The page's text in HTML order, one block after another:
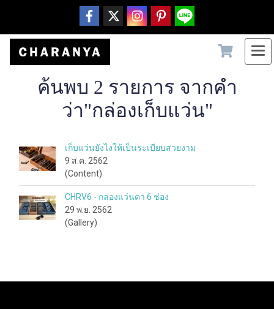
ค้นพบ 2 รายการ จากคำ
ว่า"กล่องเก็บแว่น"
เก็บแว่นยังไงให้เป็นระเบียบสวยงาม
9 ส.ค. 2562
(Content)
CHRV6 - กล่องแว่นตา 6 ช่อง
29 พ.ย. 2562
(Gallery)